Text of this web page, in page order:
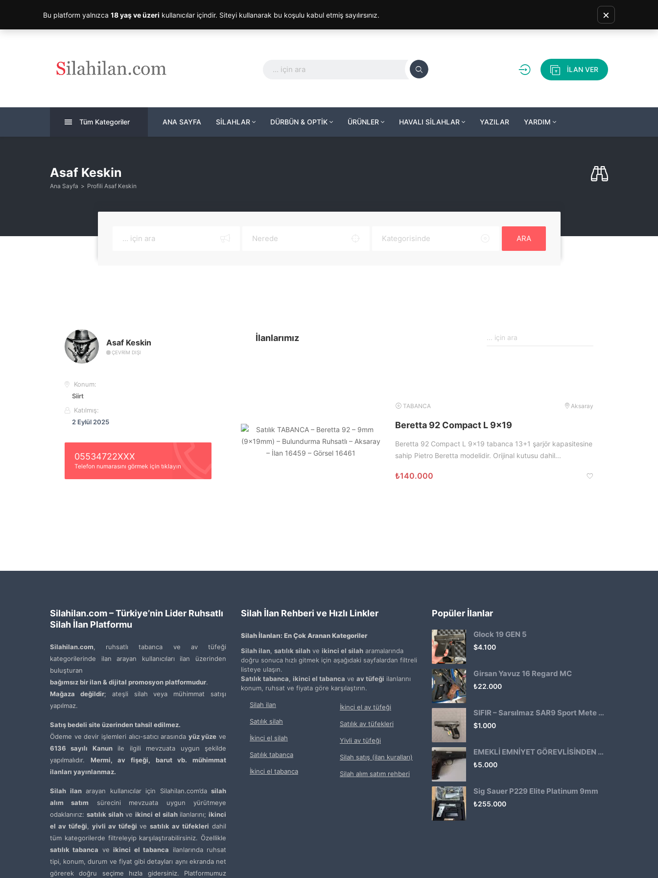
İLAN VER
Tüm Kategoriler ANA SAYFA SİLAHLAR DÜRBÜN & OPTİK ÜRÜNLER HAVALI SİLAHLAR YAZILAR YARDIM
Asaf Keskin
Ana Sayfa Profili Asaf Keskin
ARA
Asaf Keskin
ÇEVRIM DIŞI
Konum:
Siirt
Katılmış:
2 Eylül 2025
05534722XXX
Telefon numarasını görmek için tıklayın
İlanlarımız
TABANCA Aksaray
Beretta 92 Compact L 9×19
Beretta 92 Compact L 9×19 tabanca 13+1 şarjör kapasitesine
sahip Pietro Beretta modelidir. Orijinal kutusu dahil...
₺140.000
Silahilan.com – Türkiye’nin Lider Ruhsatlı
Silah İlan Platformu
Silahilan.com, ruhsatlı tabanca ve av tüfeği
kategorilerinde ilan arayan kullanıcıları ilan üzerinden
buluşturan
bağımsız bir ilan & dijital promosyon platformudur.
Mağaza değildir; ateşli silah veya mühimmat satışı
yapılmaz.
Satış bedeli site üzerinden tahsil edilmez.
Ödeme ve devir işlemleri alıcı-satıcı arasında yüz yüze ve
6136 sayılı Kanunile ilgili mevzuata uygun şekilde
yapılmalıdır. Mermi, av fişeği, barut vb. mühimmat
ilanları yayınlanmaz.
Silah ilanarayan kullanıcılar için Silahilan.com’da silah
alım satım sürecini mevzuata uygun yürütmeye
odaklanırız: satılık silahve ikinci el silahilanlarını; ikinci
el av tüfeği, yivli av tüfeği vesatılık av tüfekleri dahil
tüm kategorilerde filtreleyip karşılaştırabilirsiniz. Özellikle
satılık tabanca veikinci el tabanca ilanlarında ruhsat
tipi, konum, durum ve fiyat gibi detayları aynı ekranda net
görerek doğru seçime hızla gidersiniz. Platformumuz
Silah İlan Rehberi ve Hızlı Linkler
Silah İlanları: En Çok Aranan Kategoriler
Silah ilan satılık silah ve ikinci el silah aramalarında
doğru sonuca hızlı gitmek için aşağıdaki sayfalardan filtreli
listeye ulaşın.
Satılık tabanca ikinci el tabanca ve av tüfeği ilanlarını
konum, ruhsat ve fiyata göre karşılaştırın.
Silah ilan
Satılık silah
İkinci el silah
Satılık tabanca
İkinci el tabanca
İkinci el av tüfeği
Satılık av tüfekleri
Yivli av tüfeği
Silah satış (ilan kuralları)
Silah alım satım rehberi
Popüler İlanlar
Glock 19 GEN 5
$4.100
Girsan Yavuz 16 Regard MC
₺22.000
SIFIR – Sarsılmaz SAR9 Sport Mete Haki
$1.000
EMEKLİ EMNİYET GÖREVLİSİNDEN ATMACA 53 KLASİK14
₺5.000
Sig Sauer P229 Elite Platinum 9mm
₺255.000
Bu platform yalnızca 18 yaş ve üzeri kullanıcılar içindir. Siteyi kullanarak bu koşulu kabul etmiş sayılırsınız. ×